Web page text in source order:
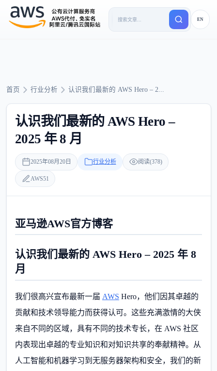
EN
首页 行业分析 认识我们最新的 AWS Hero – 2...
认识我们最新的 AWS Hero –
2025 年 8 月
2025年08月20日 行业分析 阅读(378)
AWS51
亚马逊AWS官方博客
认识我们最新的 AWS Hero – 2025 年 8
月
我们很高兴宣布最新一届 AWS Hero，他们因其卓越的
贡献和技术领导能力而获得认可。这些充满激情的大侠
来自不同的区域，具有不同的技术专长，在 AWS 社区
内表现出卓越的专业知识和对知识共享的奉献精神。从
人工智能和机器学习到无服务器架构和安全，我们的新